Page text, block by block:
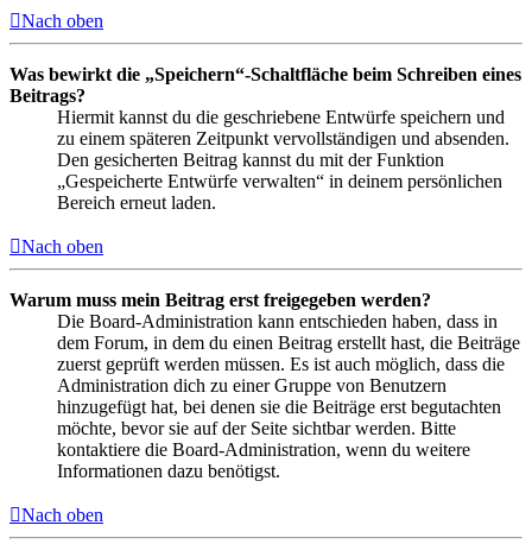
Nach oben
Was bewirkt die „Speichern“-Schaltfläche beim Schreiben eines
Beitrags?
Hiermit kannst du die geschriebene Entwürfe speichern und
zu einem späteren Zeitpunkt vervollständigen und absenden.
Den gesicherten Beitrag kannst du mit der Funktion
„Gespeicherte Entwürfe verwalten“ in deinem persönlichen
Bereich erneut laden.
Nach oben
Warum muss mein Beitrag erst freigegeben werden?
Die Board-Administration kann entschieden haben, dass in
dem Forum, in dem du einen Beitrag erstellt hast, die Beiträge
zuerst geprüft werden müssen. Es ist auch möglich, dass die
Administration dich zu einer Gruppe von Benutzern
hinzugefügt hat, bei denen sie die Beiträge erst begutachten
möchte, bevor sie auf der Seite sichtbar werden. Bitte
kontaktiere die Board-Administration, wenn du weitere
Informationen dazu benötigst.
Nach oben